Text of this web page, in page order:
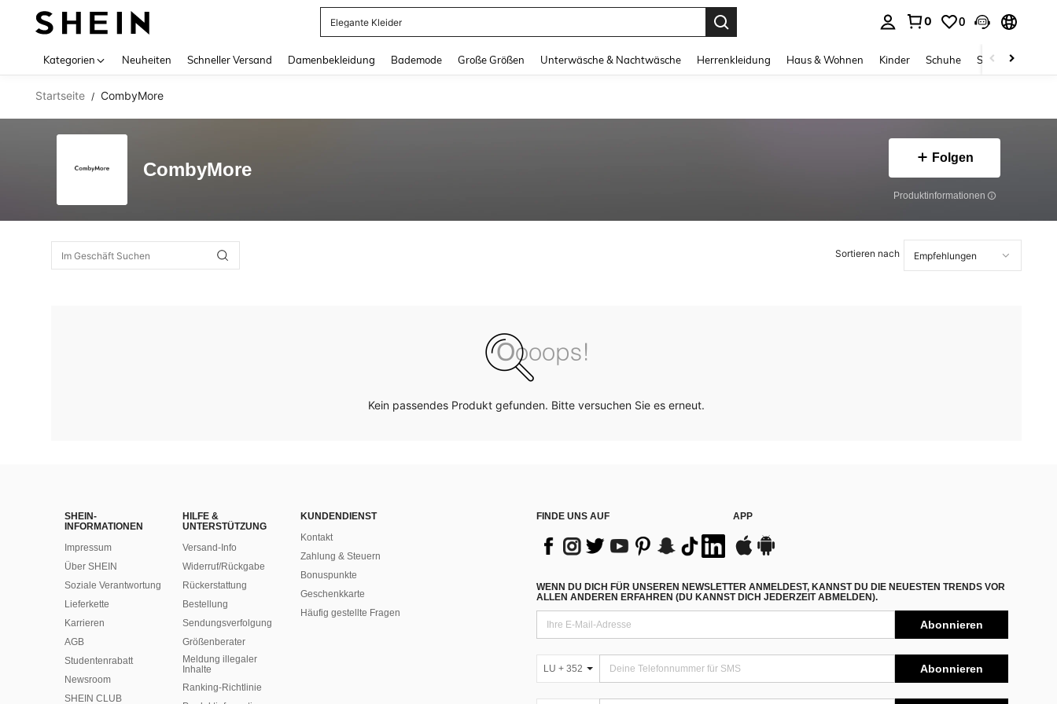
Elegante Kleider
0 0
Kategorien Neuheiten Schneller Versand Damenbekleidung Bademode Große Größen Unterwäsche & Nachtwäsche Herrenkleidung Haus & Wohnen Kinder Schuhe Schmuck &
Startseite / CombyMore
CombyMore
Folgen
Produktinformationen
Sortieren nach
Kein passendes Produkt gefunden. Bitte versuchen Sie es erneut.
SHEIN-
INFORMATIONEN
Impressum
Über SHEIN
Soziale Verantwortung
Lieferkette
Karrieren
AGB
Studentenrabatt
Newsroom
SHEIN CLUB
HILFE &
UNTERSTÜTZUNG
Versand-Info
Widerruf/Rückgabe
Rückerstattung
Bestellung
Sendungsverfolgung
Größenberater
Meldung illegaler
Inhalte
Ranking-Richtlinie
KUNDENDIENST
Kontakt
Zahlung & Steuern
Bonuspunkte
Geschenkkarte
Häufig gestellte Fragen
FINDE UNS AUF APP
WENN DU DICH FÜR UNSEREN NEWSLETTER ANMELDEST, KANNST DU DIE NEUESTEN TRENDS VOR
ALLEN ANDEREN ERFAHREN (DU KANNST DICH JEDERZEIT ABMELDEN).
Abonnieren
LU + 352 Abonnieren